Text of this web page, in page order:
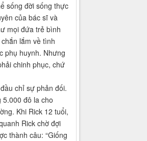
sống đời sống thực
của bác sĩ và
mọi đứa trẻ bình
lắm về tình
phụ huynh. Nhưng
chinh phục, chứ
chỉ sự phản đối.
đô la cho
Khi Rick 12 tuổi,
Rick chờ đợi
thành câu: “Giống